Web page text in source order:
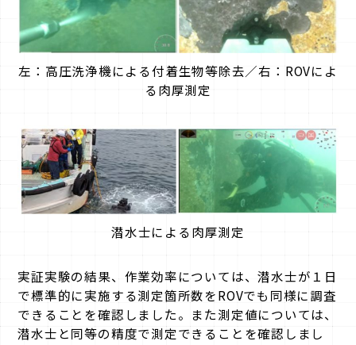
左：高圧洗浄機による付着生物等除去／右：ROVによ
る肉厚測定
潜水士による肉厚測定
実証実験の結果、作業効率については、潜水士が１日
で標準的に実施する測定箇所数をROVでも同様に調査
できることを確認しました。また測定値については、
潜水士と同等の精度で測定できることを確認しまし